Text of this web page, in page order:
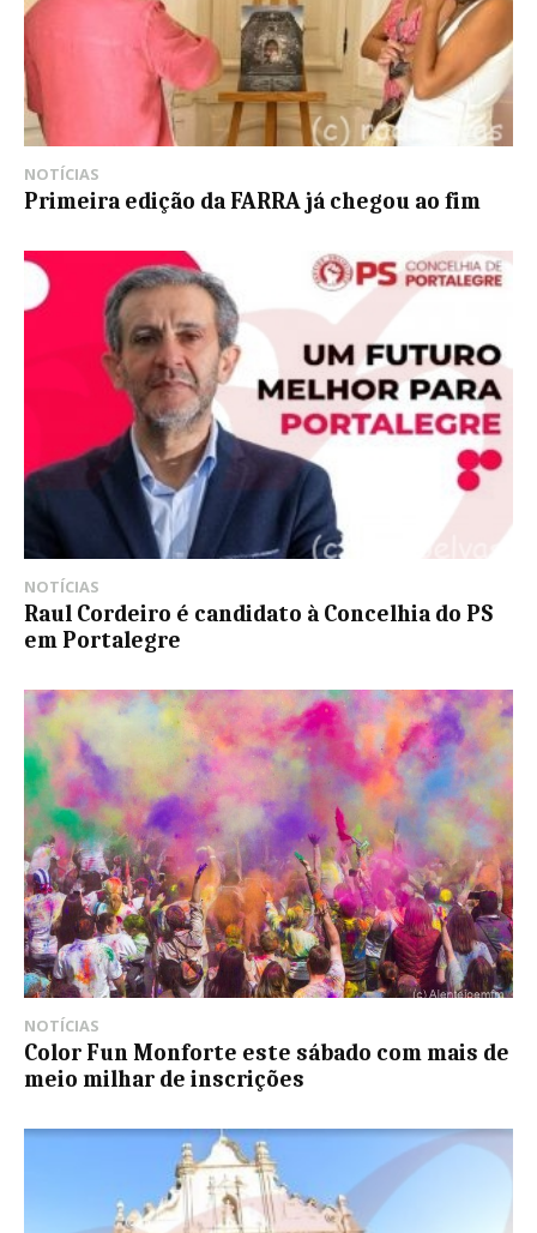
NOTÍCIAS
Primeira edição da FARRA já chegou ao fim
NOTÍCIAS
Raul Cordeiro é candidato à Concelhia do PS
em Portalegre
NOTÍCIAS
Color Fun Monforte este sábado com mais de
meio milhar de inscrições